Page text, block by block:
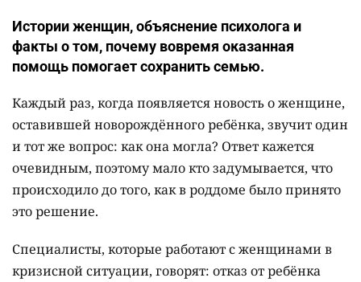
Истории женщин, объяснение психолога и
факты о том, почему вовремя оказанная
помощь помогает сохранить семью.
Каждый раз, когда появляется новость о женщине,
оставившей новорождённого ребёнка, звучит один
и тот же вопрос: как она могла? Ответ кажется
очевидным, поэтому мало кто задумывается, что
происходило до того, как в роддоме было принято
это решение.
Специалисты, которые работают с женщинами в
кризисной ситуации, говорят: отказ от ребёнка